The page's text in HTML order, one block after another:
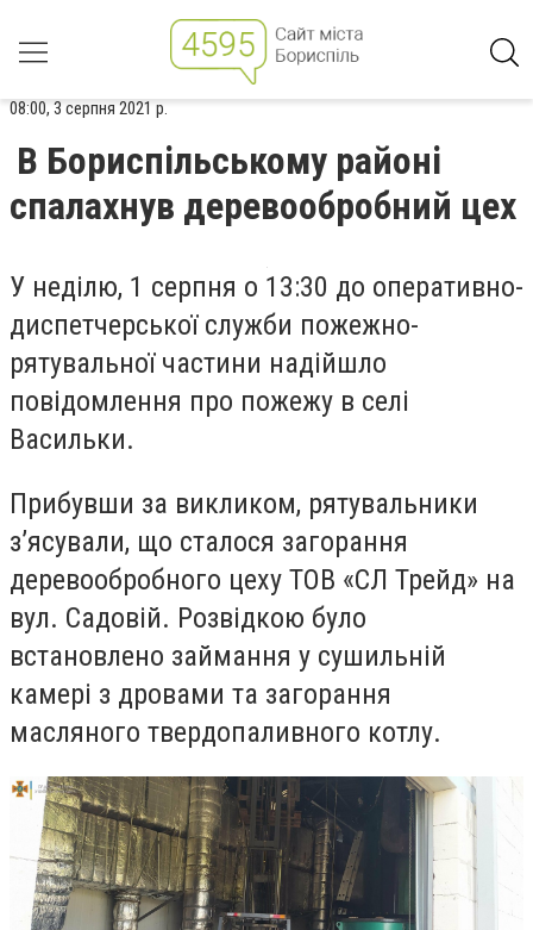
08:00, 3 серпня 2021 р.
В Бориспільському районі
спалахнув деревообробний цех
У неділю, 1 серпня о 13:30 до оперативно-
диспетчерської служби пожежно-
рятувальної частини надійшло
повідомлення про пожежу в селі
Васильки.
Прибувши за викликом, рятувальники
з’ясували, що сталося загорання
деревообробного цеху ТОВ «СЛ Трейд» на
вул. Садовій. Розвідкою було
встановлено займання у сушильній
камері з дровами та загорання
масляного твердопаливного котлу.